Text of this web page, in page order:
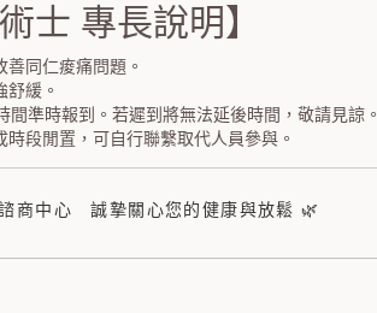
士 專長說明】
同仁痠痛問題。
緩。
準時報到。若遲到將無法延後時間，敬請見諒。
段閒置，可自行聯繫取代人員參與。
商中心 誠摯關心您的健康與放鬆 🌿